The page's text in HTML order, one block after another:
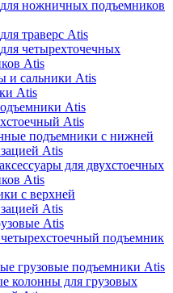
для ножничных подъемников
траверс Atis
четырехточечных
Atis
и сальники Atis
Atis
Atis
Atis
подъемники с нижней
Atis
для двухстоечных
Atis
с верхней
Atis
Atis
подъемник
грузовые подъемники Atis
колонны для грузовых